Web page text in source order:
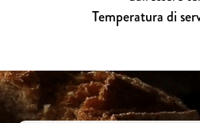
Temperatura di